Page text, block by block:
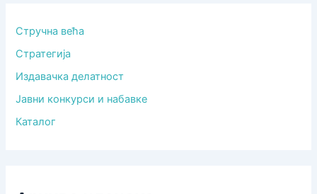
Стручна већа
Стратегија
Издавачка делатност
Јавни конкурси и набавке
Каталог